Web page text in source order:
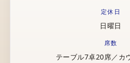
定休日
日曜日
席数
テーブル7卓20席／カ